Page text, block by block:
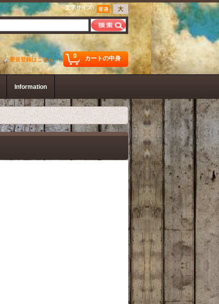
文字サイズ:
0 カートの中身
新規登録はこちら
Information